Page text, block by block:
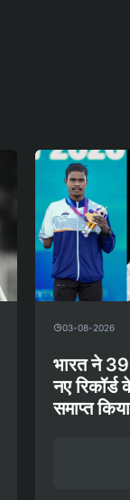
03-08-2026
भारत ने
नए
समाप्त किया